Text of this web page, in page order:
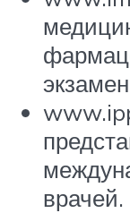
врачей.